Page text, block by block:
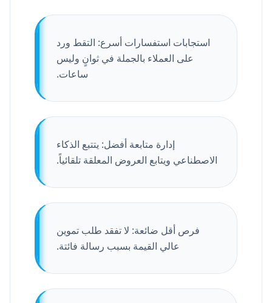
استجابات استفسارات أسرع: التقط ورد
على العملاء بالجملة في ثوانٍ وليس
ساعات.
إدارة متابعة أفضل: يتتبع الذكاء
الاصطناعي ويتابع العروض المعلقة تلقائياً.
فرص أقل ضائعة: لا تفقد طلب تموين
عالي القيمة بسبب رسالة فائتة.